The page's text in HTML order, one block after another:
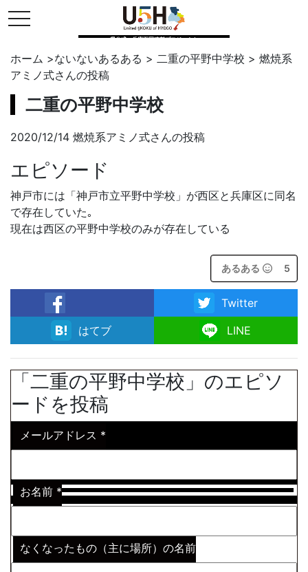
toggle navigation
県公式・兵庫五国連邦プロジェクト
ホーム >ないないあるある > 二重の平野中学校 > 燃焼系
アミノ式さんの投稿
二重の平野中学校
2020/12/14 燃焼系アミノ式さんの投稿
エピソード
神戸市には「神戸市立平野中学校」が西区と兵庫区に同名
で存在していた｡
現在は西区の平野中学校のみが存在している
あるある 5
facebook
Twitter
はてブ
LINE
「二重の平野中学校」のエピソ
ードを投稿
メールアドレス *
お名前 *
なくなったもの（主に場所）の名前